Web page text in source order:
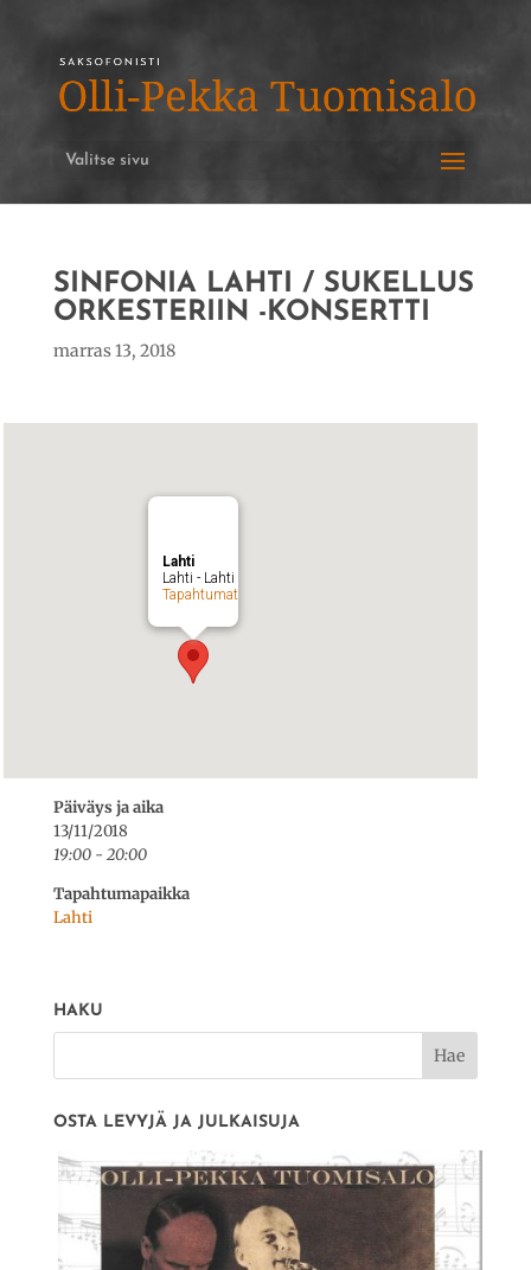
Valitse sivu
SINFONIA LAHTI / SUKELLUS
ORKESTERIIN -KONSERTTI
marras 13, 2018
Lahti
Lahti - Lahti
Tapahtumat
Päiväys ja aika
13/11/2018
19:00 - 20:00
Tapahtumapaikka
Lahti
HAKU
OSTA LEVYJÄ JA JULKAISUJA